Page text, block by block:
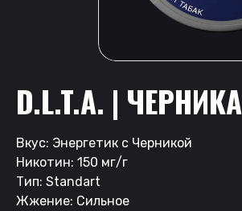
D.L.T.A. | ЧЕРНИКА
Вкус: Энергетик с Черникой
Никотин: 150 мг/г
Тип: Standart
Жжение: Сильное